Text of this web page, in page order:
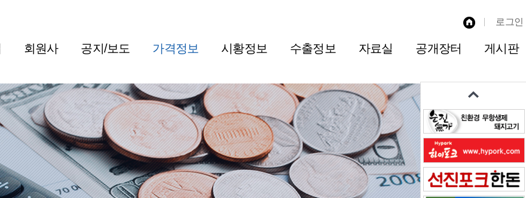
로그인
회원사 공지/보도 가격정보 시황정보 수출정보 자료실 공개장터 게시판